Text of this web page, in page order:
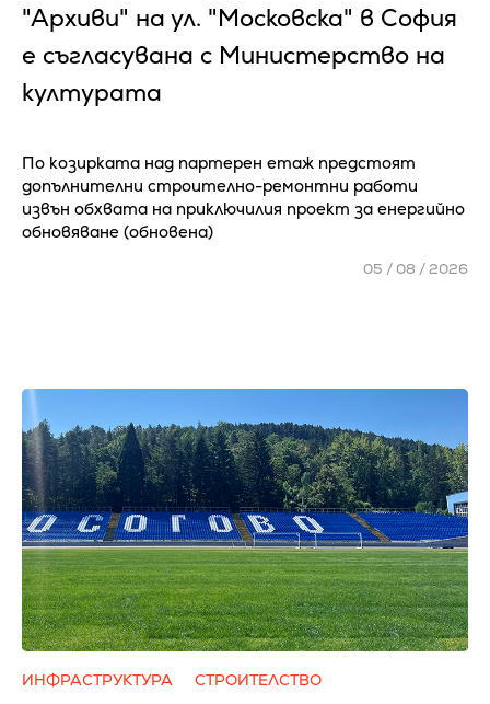
"Архиви" на ул. "Московска" в София
е съгласувана с Министерство на
културата
По козирката над партерен етаж предстоят
допълнителни строително-ремонтни работи
извън обхвата на приключилия проект за енергийно
обновяване (обновена)
05 / 08 / 2026
ИНФРАСТРУКТУРА СТРОИТЕЛСТВО